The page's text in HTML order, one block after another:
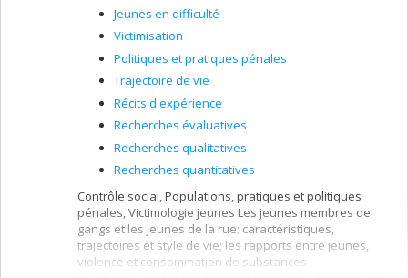
Jeunes en difficulté
Victimisation
Politiques et pratiques pénales
Trajectoire de vie
Récits d'expérience
Recherches évaluatives
Recherches qualitatives
Recherches quantitatives
Contrôle social, Populations, pratiques et politiques
pénales, Victimologie jeunes Les jeunes membres de
gangs et les jeunes de la rue: caractéristiques,
trajectoires et style de vie; les rapports entre jeunes,
violence et consommation de substances